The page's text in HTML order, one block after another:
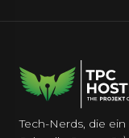
Tech-Nerds, die